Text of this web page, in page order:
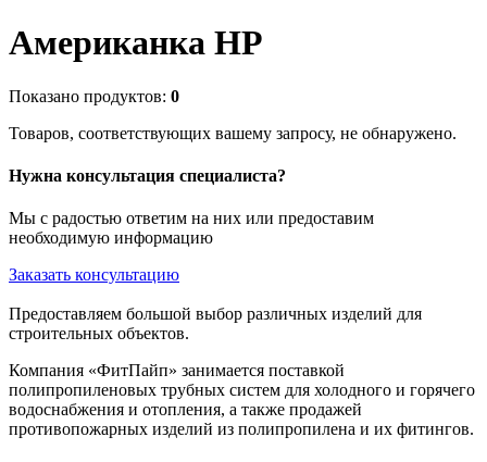
Американка НР
Показано продуктов: 0
Товаров, соответствующих вашему запросу, не обнаружено.
Нужна консультация специалиста?
Мы с радостью ответим на них или предоставим
необходимую информацию
Заказать консультацию
Предоставляем большой выбор различных изделий для
строительных объектов.
Компания «ФитПайп» занимается поставкой
полипропиленовых трубных систем для холодного и горячего
водоснабжения и отопления, а также продажей
противопожарных изделий из полипропилена и их фитингов.